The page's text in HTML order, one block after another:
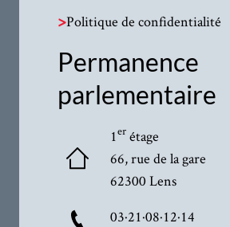
>Politique de confidentialité
Permanence
parlementaire
1erétage
66, rue de la gare
62300 Lens
03·21·08·12·14